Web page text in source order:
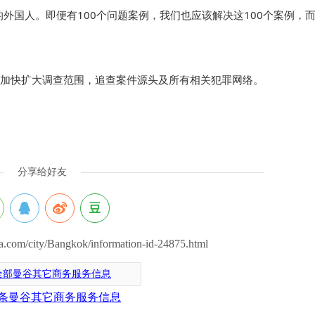
国人。即便有100个问题案例，我们也应该解决这100个案例，
扩大调查范围，追查案件源头及所有相关犯罪网络。
分享给好友
city/Bangkok/information-id-24875.html
部曼谷其它商务服务信息
曼谷其它商务服务信息